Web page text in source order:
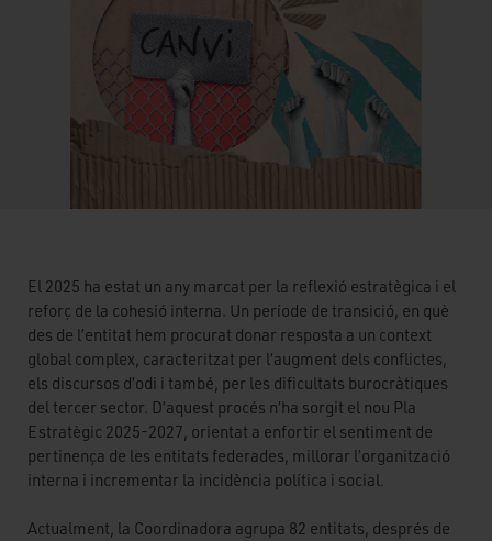
El 2025 ha estat un any marcat per la reflexió estratègica i el
reforç de la cohesió interna. Un període de transició, en què
des de l’entitat hem procurat donar resposta a un context
global complex, caracteritzat per l’augment dels conflictes,
els discursos d’odi i també, per les dificultats burocràtiques
del tercer sector. D’aquest procés n’ha sorgit el nou Pla
Estratègic 2025-2027, orientat a enfortir el sentiment de
pertinença de les entitats federades, millorar l’organització
interna i incrementar la incidència política i social.
Actualment, la Coordinadora agrupa 82 entitats, després de